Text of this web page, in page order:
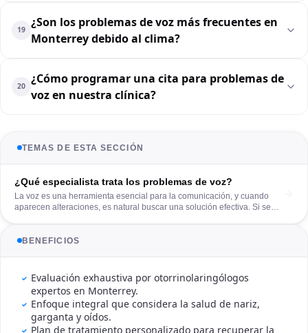
19
¿Son los problemas de voz más frecuentes en
Monterrey debido al clima?
20
¿Cómo programar una cita para problemas de
voz en nuestra clínica?
TEMAS DE ESTA SECCIÓN
¿Qué especialista trata los problemas de voz?
La voz es una herramienta esencial para la comunicación, y cuando
aparecen alteraciones, es natural buscar una solución efectiva. Si se
formación necesaria para realizar un diagnóstico preciso y asegurar la
comunicación.
BENEFICIOS
Evaluación exhaustiva por otorrinolaringólogos
expertos en Monterrey.
Enfoque integral que considera la salud de nariz,
garganta y oídos.
Plan de tratamiento personalizado para recuperar la